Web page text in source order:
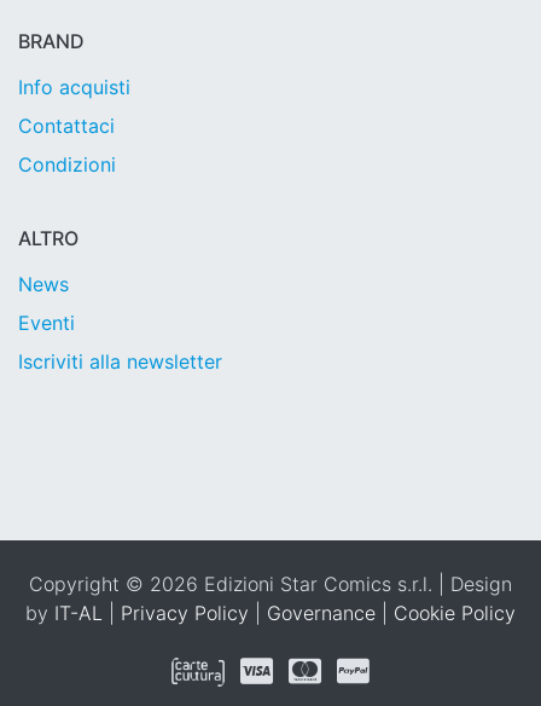
BRAND
Info acquisti
Contattaci
Condizioni
ALTRO
News
Eventi
Iscriviti alla newsletter
Copyright © 2026 Edizioni Star Comics s.r.l. | Design
by IT-AL Privacy Policy Governance Cookie Policy